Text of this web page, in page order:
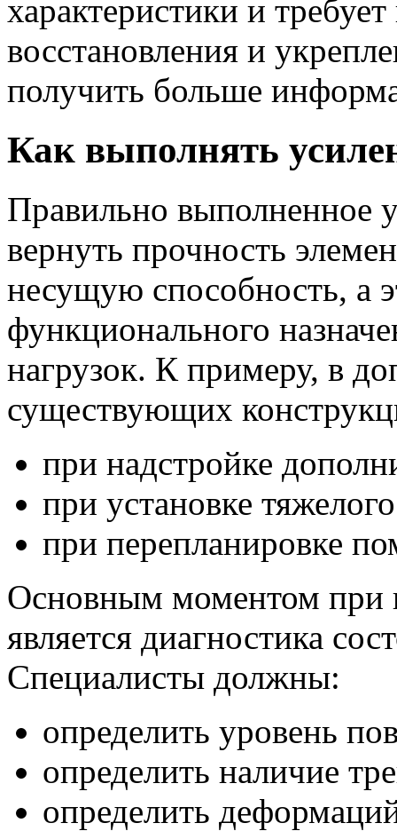
характеристики и
восстановления и
получить больше
Как выполнять
Правильно выполненное
вернуть прочность
несущую способность, а
функционального
нагрузок. К примеру, в
существующих
при надстройке
при установке
при перепланировке
Основным моментом при
является диагностика
Специалисты должны:
определить уровень
определить наличие
определить